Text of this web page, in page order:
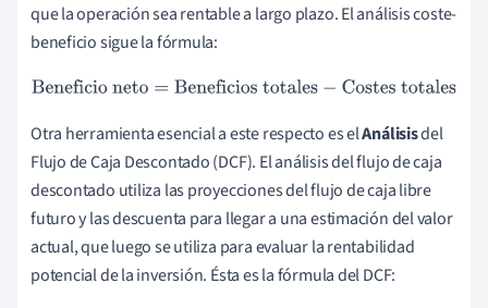
que la operación sea rentable a largo plazo. El análisis coste-
beneficio sigue la fórmula:
Beneficio neto=Beneficios totales−Costes totales
Otra herramienta esencial a este respecto es elAnálisisdel
Flujo de Caja Descontado (DCF). El análisis del flujo de caja
descontado utiliza las proyecciones del flujo de caja libre
futuro y las descuenta para llegar a una estimación del valor
actual, que luego se utiliza para evaluar la rentabilidad
potencial de la inversión. Ésta es la fórmula del DCF: